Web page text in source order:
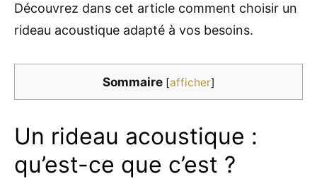
Découvrez dans cet article comment choisir un
rideau acoustique adapté à vos besoins.
Sommaire [afficher]
Un rideau acoustique :
qu’est-ce que c’est ?